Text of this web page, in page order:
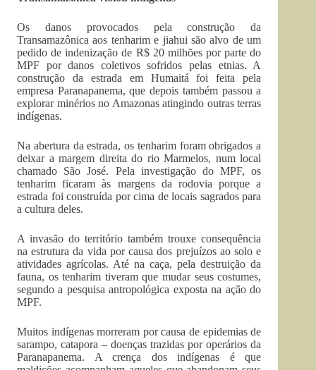
Os danos provocados pela construção da
Transamazônica aos tenharim e jiahui são alvo de um
pedido de indenização de R$ 20 milhões por parte do
MPF por danos coletivos sofridos pelas etnias. A
construção da estrada em Humaitá foi feita pela
empresa Paranapanema, que depois também passou a
explorar minérios no Amazonas atingindo outras terras
indígenas.
Na abertura da estrada, os tenharim foram obrigados a
deixar a margem direita do rio Marmelos, num local
chamado São José. Pela investigação do MPF, os
tenharim ficaram às margens da rodovia porque a
estrada foi construída por cima de locais sagrados para
a cultura deles.
A invasão do território também trouxe consequência
na estrutura da vida por causa dos prejuízos ao solo e
atividades agrícolas. Até na caça, pela destruição da
fauna, os tenharim tiveram que mudar seus costumes,
segundo a pesquisa antropológica exposta na ação do
MPF.
Muitos indígenas morreram por causa de epidemias de
sarampo, catapora – doenças trazidas por operários da
Paranapanema. A crença dos indígenas é que